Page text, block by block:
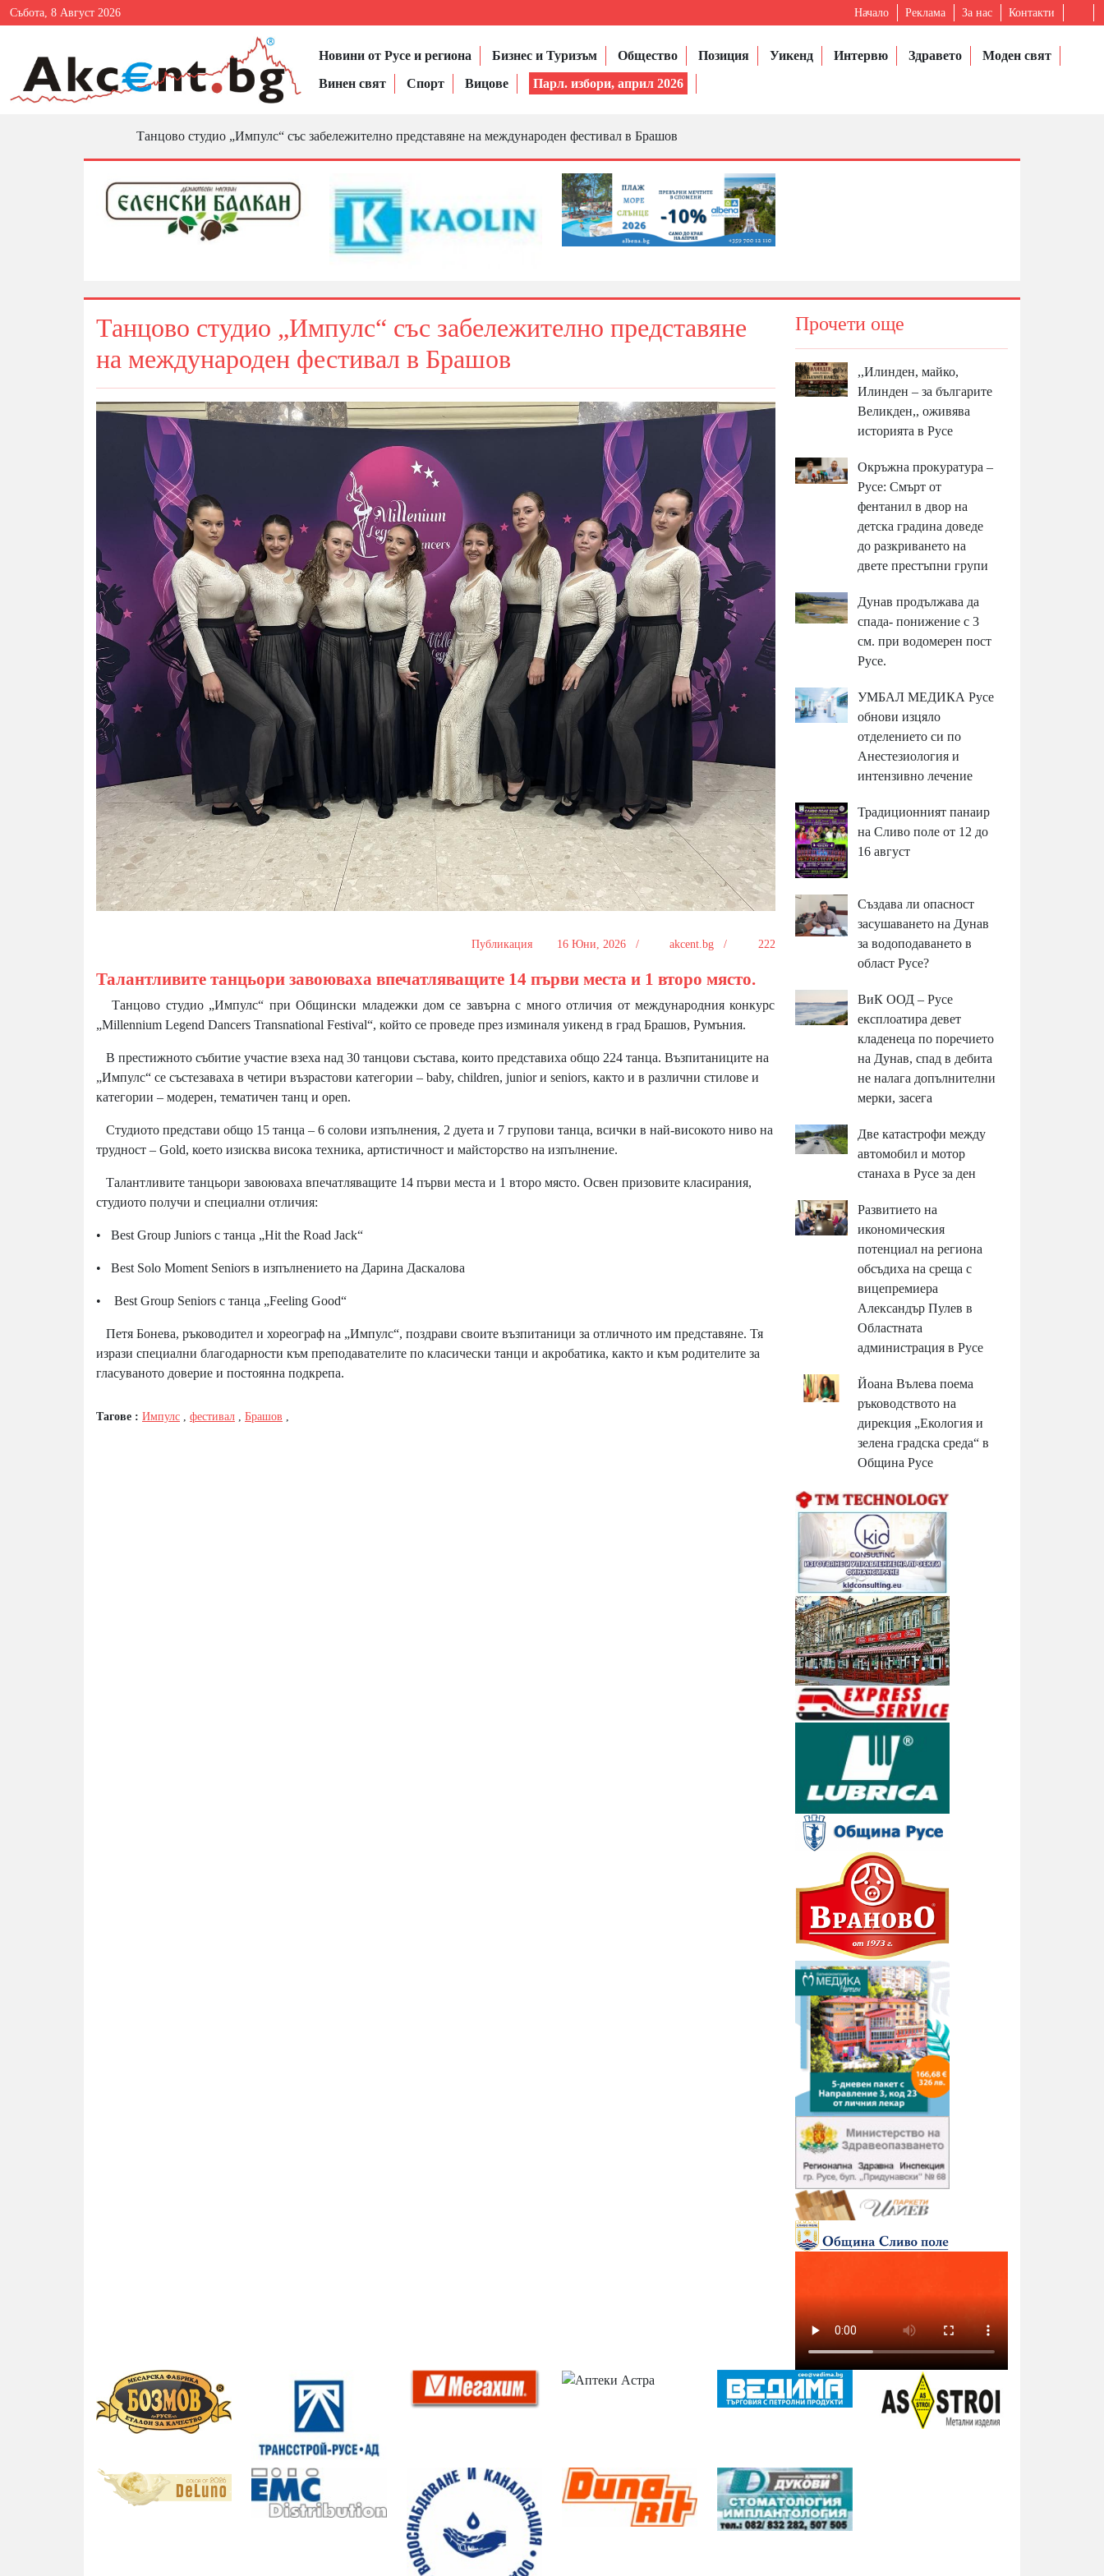
Събота, 8 Август 2026 Начало Реклама За нас Контакти
Новини от Русе и региона Бизнес и Туризъм Общество Позиция Уикенд Интервю Здравето
Моден свят
Винен свят
Спорт Вицове Парл. избори, април 2026
Танцово студио „Импулс“ със забележително представяне на международен фестивал в Брашов
Танцово студио „Импулс“ със забележително представяне
на международен фестивал в Брашов
Публикация 16 Юни, 2026 / akcent.bg / 222
Талантливите танцьори завоюваха впечатляващите 14 първи места и 1 второ място.
Танцово студио „Импулс“ при Общински младежки дом се завърна с много отличия от международния конкурс
„Millennium Legend Dancers Transnational Festival“, който се проведе през изминаля уикенд в град Брашов, Румъния.
В престижното събитие участие взеха над 30 танцови състава, които представиха общо 224 танца. Възпитаниците на
„Импулс“ се състезаваха в четири възрастови категории – baby, children, junior и seniors, както и в различни стилове и
категории – модерен, тематичен танц и open.
Студиото представи общо 15 танца – 6 солови изпълнения, 2 дуета и 7 групови танца, всички в най-високото ниво на
трудност – Gold, което изисква висока техника, артистичност и майсторство на изпълнение.
Талантливите танцьори завоюваха впечатляващите 14 първи места и 1 второ място. Освен призовите класирания,
студиото получи и специални отличия:
• Best Group Juniors с танца „Hit the Road Jack“
• Best Solo Moment Seniors в изпълнението на Дарина Даскалова
• Best Group Seniors с танца „Feeling Good“
Петя Бонева, ръководител и хореограф на „Импулс“, поздрави своите възпитаници за отличното им представяне. Тя
изрази специални благодарности към преподавателите по класически танци и акробатика, както и към родителите за
гласуваното доверие и постоянна подкрепа.
Тагове : Импулс фестивал Брашов
Прочети още
,,Илинден, майко,
Илинден – за българите
Великден,, оживява
историята в Русе
Окръжна прокуратура –
Русе: Смърт от
фентанил в двор на
детска градина доведе
до разкриването на
двете престъпни групи
Дунав продължава да
спада- понижение с 3
см. при водомерен пост
Русе.
УМБАЛ МЕДИКА Русе
обнови изцяло
отделението си по
Анестезиология и
интензивно лечение
Традиционният панаир
на Сливо поле от 12 до
16 август
Създава ли опасност
засушаването на Дунав
за водоподаването в
област Русе?
ВиК ООД – Русе
експлоатира девет
кладенеца по поречието
на Дунав, спад в дебита
не налага допълнителни
мерки, засега
Две катастрофи между
автомобил и мотор
станаха в Русе за ден
Развитието на
икономическия
потенциал на региона
обсъдиха на среща с
вицепремиера
Александър Пулев в
Областната
администрация в Русе
Йоана Вълева поема
ръководството на
дирекция „Екология и
зелена градска среда“ в
Община Русе